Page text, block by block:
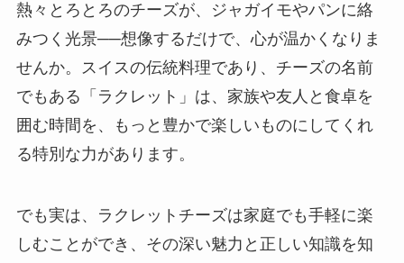
熱々とろとろのチーズが、ジャガイモやパンに絡
みつく光景──想像するだけで、心が温かくなりま
せんか。スイスの伝統料理であり、チーズの名前
でもある「ラクレット」は、家族や友人と食卓を
囲む時間を、もっと豊かで楽しいものにしてくれ
る特別な力があります。
でも実は、ラクレットチーズは家庭でも手軽に楽
しむことができ、その深い魅力と正しい知識を知